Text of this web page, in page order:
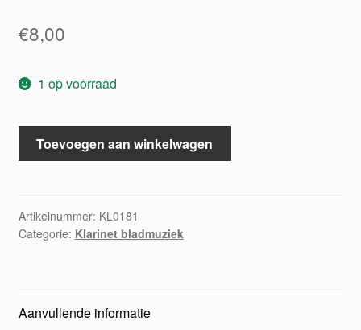
€8,00
1 op voorraad
The
complete
IV
aantal
Toevoegen aan winkelwagen
Artikelnummer: KL0181
Categorie: Klarinet bladmuziek
Aanvullende informatie